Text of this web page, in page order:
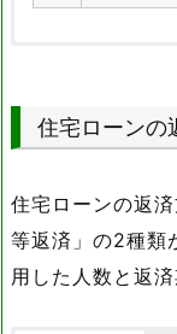
取得費）
倍率
全
国
7.7
住宅ローンの
住宅ローンの返
等返済」の2種類
用した人数と返